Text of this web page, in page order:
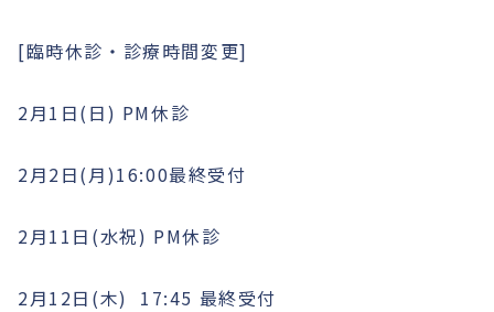
[臨時休診・診療時間変更]
2月1日(日) PM休診
2月2日(月)16:00最終受付
2月11日(水祝) PM休診
2月12日(木) 17:45 最終受付